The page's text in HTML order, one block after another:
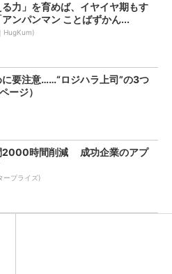
る力」を育めば、イヤイヤ期もす
ンパンマン ことばずかん...
HugKum)
要注意……“ロジハラ上司”の3つ
ージ）
2000時間削減 成功企業のアプ
ープライズ)